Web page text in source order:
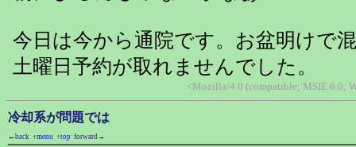
今日は今から通院です。お盆明けで
土曜日予約が取れませんでした。
<Mozilla/4.0 (compatible; MSIE 6.0;
冷却系が問題では
←back ↑menu ↑top forward→